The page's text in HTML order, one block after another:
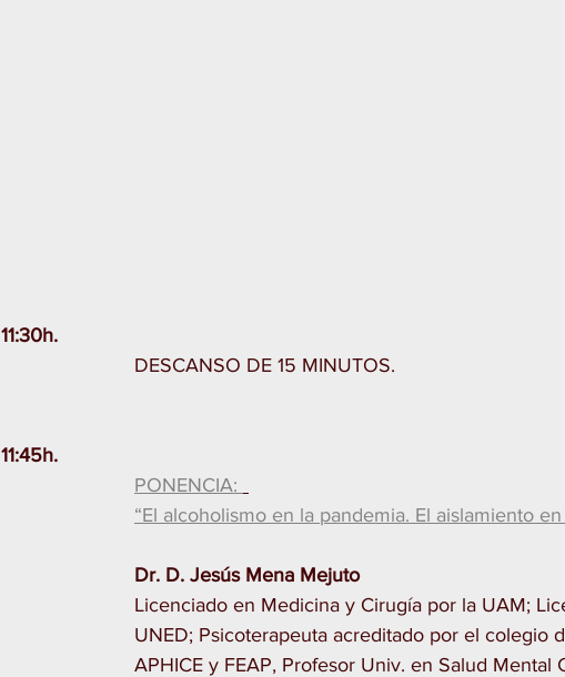
11:30h.
DESCANSO DE 15 MINUTOS.
11:45h.
PONENCIA:
“El alcoholismo en la pandemia. El aislamiento
Dr. D. Jesús Mena Mejuto
Licenciado en Medicina y Cirugía por la UAM;
UNED; Psicoterapeuta acreditado por el colegio
APHICE y FEAP, Profesor Univ. en Salud Mental